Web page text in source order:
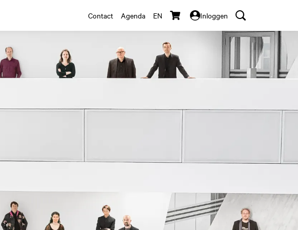
Contact Agenda EN Inloggen